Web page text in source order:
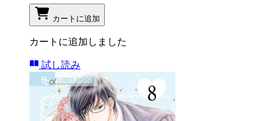
カートに追加
カートに追加しました
試し読み